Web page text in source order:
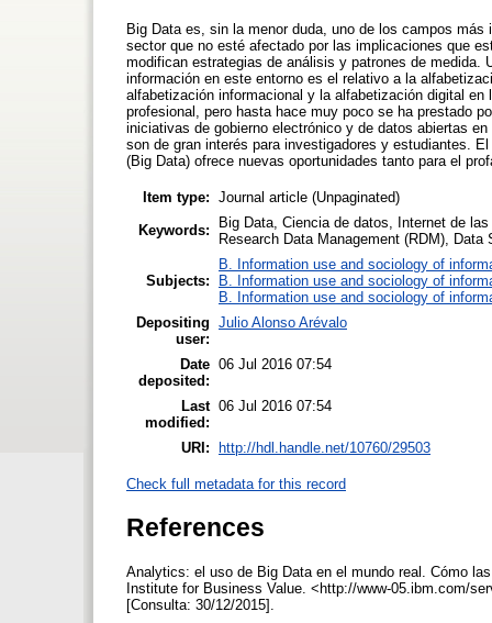
Big Data es, sin la menor duda, uno de los campos
sector que no esté afectado por las implicaciones que
modifican estrategias de análisis y patrones de medida.
información en este entorno es el relativo a la
alfabetización informacional y la alfabetización digital
profesional, pero hasta hace muy poco se ha prestado
iniciativas de gobierno electrónico y de datos abiertas
son de gran interés para investigadores y estudiantes.
(Big Data) ofrece nuevas oportunidades tanto para el
Item type: Journal article (Unpaginated)
Keywords:
Big Data, Ciencia de datos, Internet de
Research Data Management (RDM), Data
Subjects:
B. Information use and sociology of
B. Information use and sociology of
B. Information use and sociology of
Depositing
user:
Julio Alonso Arévalo
Date
deposited:
06 Jul 2016 07:54
Last
modified:
06 Jul 2016 07:54
URI: http://hdl.handle.net/10760/29503
Check full metadata for this record
References
Analytics: el uso de Big Data en el mundo real. Cómo
Institute for Business Value. <http://www-05.ibm.com/
[Consulta: 30/12/2015].